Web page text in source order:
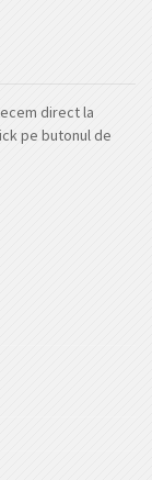
direct la
pe butonul de